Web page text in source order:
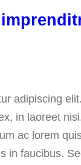
adipiscing
in laoreet
ac lorem
in faucibus.